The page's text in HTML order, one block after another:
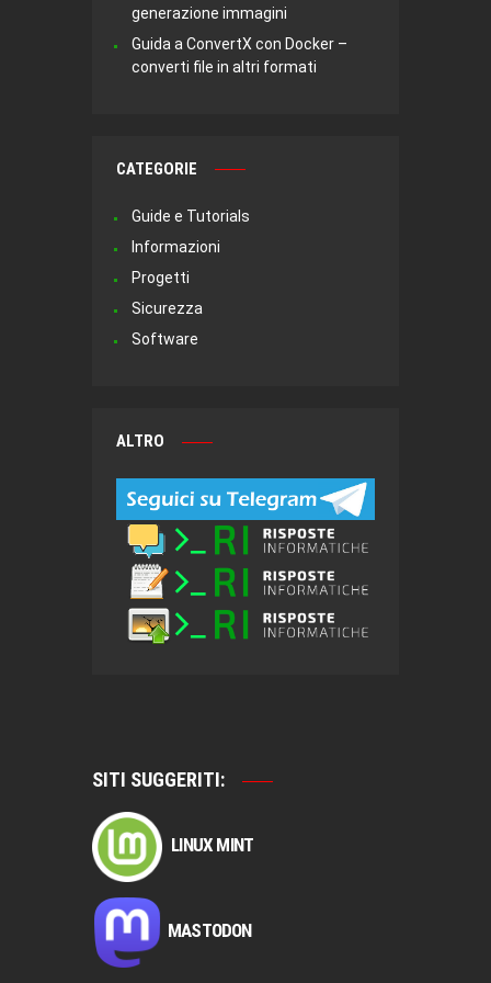
generazione immagini
Guida a ConvertX con Docker –
converti file in altri formati
CATEGORIE
Guide e Tutorials
Informazioni
Progetti
Sicurezza
Software
ALTRO
SITI SUGGERITI:
LINUX MINT
MASTODON